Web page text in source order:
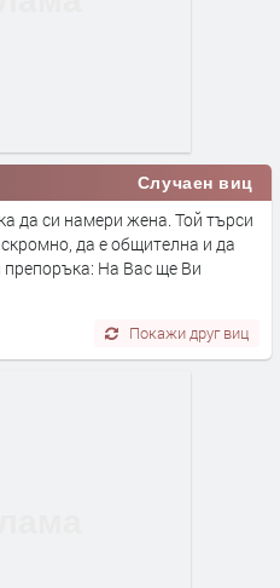
Случаен виц
да си намери жена. Той търси
да е общителна и да
На Вас ще Ви
Покажи друг виц